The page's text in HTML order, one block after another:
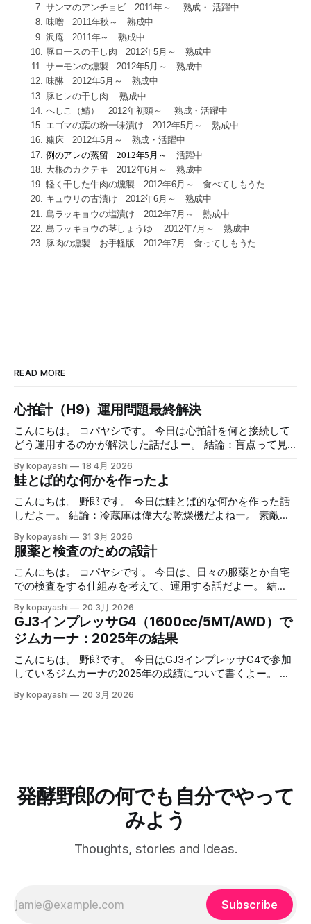
サンマのアンチョビ 2011年～ 熟成・ 活躍中
味噌 2011年秋～ 熟成中
沢庵 2011年～ 熟成中
豚ロースの干し肉 2012年5月～ 熟成中
サーモンの燻製 2012年5月～ 熟成中
味醂 2012年5月～ 熟成中
豚ヒレの干し肉 熟成中
へしこ（鯖） 2012年初頭～ 熟成・活躍中
エゴマの葉の粉一味漬け 2012年5月～ 熟成中
糠床 2012年5月～ 熟成・活躍中
例のアレの蒸留 2012年5月～
活躍中
大根のカクテキ 2012年6月～ 熟成中
軽く干した牛肉の燻製 2012年6月～ 食べてしもうた
キュウリの古漬け 2012年6月～ 熟成中
島ラッキョウの塩漬け 2012年7月～ 熟成中
島ラッキョウの茎しょうゆ
2012年7月～ 熟成中
豚肉の燻製 お手軽版 2012年7月 食ってしもうた
READ MORE
心拍計（H9）運用問題最終解決
こんにちは。 コパヤシです。 今日は心拍計を何と接続して
どう運用するのかが解決した話だよー。 結論：盲点って見
ップルウォッチとiPhoneをPolar H9って心拍数計と組み合わ
せてのランニングの日々を時々書いています。心拍数計の値
を見ながら走ること自体は慣れてきたし、面白くやっていま
す。全体として不満はありません。 心拍数計はiPhoneと
て、アップルウォッチの心拍数計は（たぶん）少し遅延があ
るのでそれを見越しての使用、って使い分けをしています。
ただ、やっぱりちょっと不満というか、アップルウォッチで
H9の値を見れないのって不便だよなーって思ってました。
ング的なランニングにAppleWatchも併用開始 冬場の心拍数
トレーニング的なランニング 続きはリンクからどうぞー。
記事一覧はこちら：制御と観察の記録 （過去記事一覧はこ
ちら）
By kopayashi 18 4月 2026
鮭とば的な何かを作ったよ
こんにちは。 野郎です。 今日は鮭とば的な何かを作った話
しだよー。 結論：冷蔵庫は偉大な乾燥機だよねー。 素敵な
ないのですが、たまに行きますと見切られているものなどあ
り、ついつい買ってしまいます。 なかでもサーモンの切り
身が半額になっていると鮭とば的な何かを作りたくなって買
ってしまいます。 鮭とば的な何かの作り方 作り方： 1. サー
3. 両面強めの塩コショウをしてすりこむ 4. 網の上に乗せ
て、お皿に乗せて、冷蔵庫で乾燥させる 1. 日数はお好みで
2. 半生～ガチガチまで調整可能 5. 可能なら毎日裏返す 6. 取
り出して適当な大きさに切って食べる 7. 美味しいねー 安全
について 簡単だけど、このやり方が出来上がる何かはそも
そも「鮭とば」なのかとか、食中毒を予防できているのか、
アニサキスなど寄生虫は大丈夫か、とかは不明です。 安全
By kopayashi 31 3月 2026
服薬と検査のための設計
こんにちは。 コパヤシです。 今日は、日々の服薬とか自宅
での検査をする仕組みを考えて、運用する話だよー。 結
最適化していけばいいのかなと思うよー。 緒言 コパヤシは
知命って50代なんだけど、いままで病気らしい病気をしたこ
ともありませんでした。最近になって子供が病気になった
り、自分も喘息と判明したりと、服薬や自宅での検査（検
尿）をすることになりました。そのときの思考過程や試行錯
しに次男（当時３歳）の太ももを触った時、なんだかいつも
で、長期の服薬が予想されるし、状況が悪いほうに倒れると
後遺症とか副作用が出そう。服薬は絶対忘れたらいけない。
By kopayashi 20 3月 2026
GJ3インプレッサG4（1600cc/5MT/AWD）で
ジムカーナ：2025年の結果
こんにちは。 野郎です。 今日はGJ3インプレッサG4で参加
しているジムカーナの2025年の成績について書くよー。 結
ひゃっほー。 GJ3インプレッサG4に乗り換えた 何年かNCロ
かジムカーナがやりたくなったら走れるだろうって考えたの
もこの車にした要因でした。 2024年 多分だけど、2024年の
夏くらいに、初心者歓迎を明言している草ジムカーナってい
うの？公式ではない隔月開催の大会に混ぜてもらうようにな
用枠で練習もできるよって聞いて、10月からは毎月一度三時
By kopayashi 20 3月 2026
発酵野郎の何でも自分でやって
みよう
Thoughts, stories and ideas.
Subscribe